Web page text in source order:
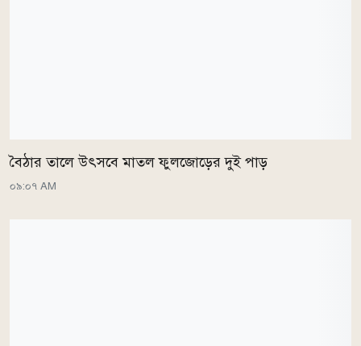
বৈঠার তালে উৎসবে মাতল ফুলজোড়ের দুই পাড়
০৯:০৭ AM